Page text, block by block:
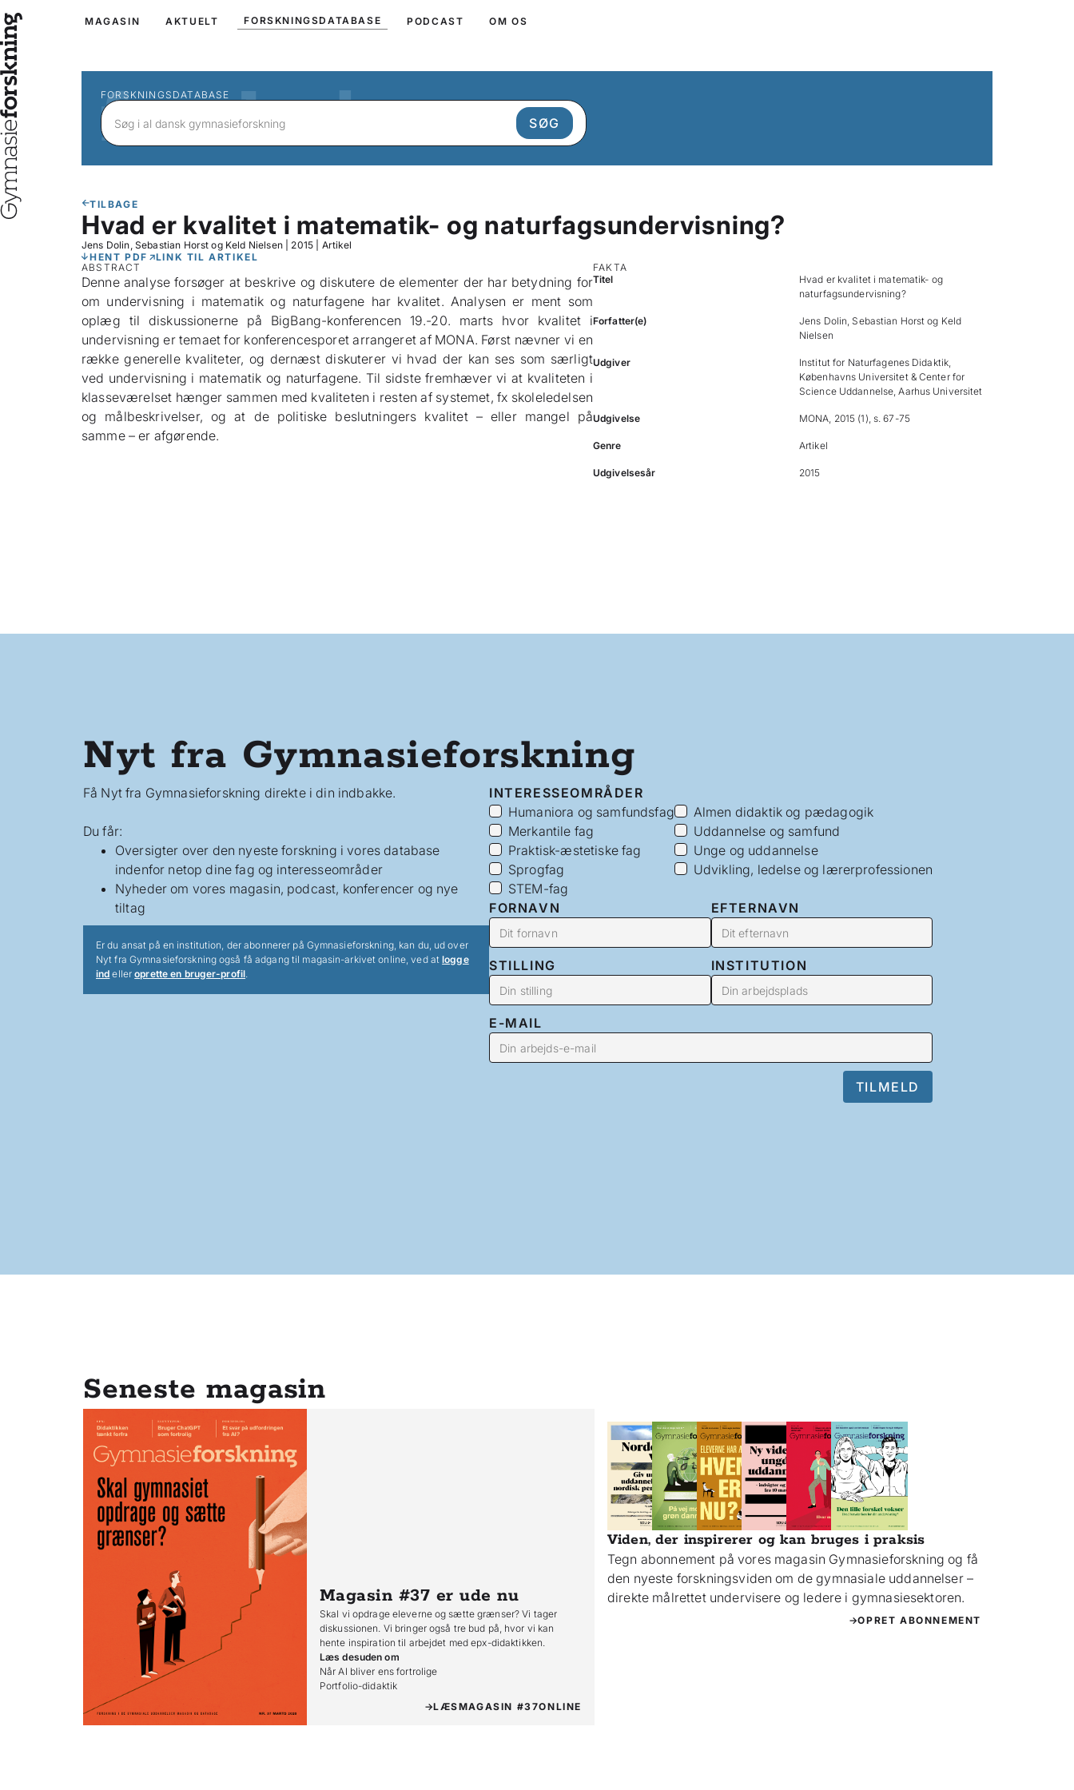
MAGASIN AKTUELT FORSKNINGSDATABASE PODCAST OM OS
FORSKNINGSDATABASE
TILBAGE
Hvad er kvalitet i matematik- og naturfagsundervisning?
Jens Dolin, Sebastian Horst og Keld Nielsen| 2015
Artikel
HENT PDF
LINK TIL ARTIKEL
ABSTRACT
Denne analyse forsøger at beskrive og diskutere de elementer der har betydning for
om undervisning i matematik og naturfagene har kvalitet. Analysen er ment som
oplæg til diskussionerne på BigBang-konferencen 19.-20. marts hvor kvalitet i
undervisning er temaet for konferencesporet arrangeret af MONA. Først nævner vi en
række generelle kvaliteter, og dernæst diskuterer vi hvad der kan ses som særligt
ved undervisning i matematik og naturfagene. Til sidste fremhæver vi at kvaliteten i
klasseværelset hænger sammen med kvaliteten i resten af systemet, fx skoleledelsen
og målbeskrivelser, og at de politiske beslutningers kvalitet – eller mangel på
samme – er afgørende.
FAKTA
Titel
Hvad er kvalitet i matematik- og
naturfagsundervisning?
Forfatter(e)
Jens Dolin, Sebastian Horst og Keld
Nielsen
Udgiver
Institut for Naturfagenes Didaktik,
Københavns Universitet & Center for
Science Uddannelse, Aarhus Universitet
Udgivelse MONA, 2015 (1), s. 67-75
Genre Artikel
Udgivelsesår 2015
Nyt fra Gymnasieforskning
Få Nyt fra Gymnasieforskning direkte i din indbakke.
Du får:
Oversigter over den nyeste forskning i vores database
indenfor netop dine fag og interesseområder
Nyheder om vores magasin, podcast, konferencer og nye
tiltag
Er du ansat på en institution, der abonnerer på Gymnasieforskning, kan du, ud over
Nyt fra Gymnasieforskning også få adgang til magasin-arkivet online, ved atlogge
ind elleroprette en bruger-profil.
INTERESSEOMRÅDER
Humaniora og samfundsfag
Merkantile fag
Praktisk-æstetiske fag
Sprogfag
STEM-fag
Almen didaktik og pædagogik
Uddannelse og samfund
Unge og uddannelse
Udvikling, ledelse og lærerprofessionen
FORNAVN EFTERNAVN
STILLING INSTITUTION
E-MAIL
Seneste magasin
Magasin #37 er ude nu
Skal vi opdrage eleverne og sætte grænser? Vi tager
diskussionen. Vi bringer også tre bud på, hvor vi kan
hente inspiration til arbejdet med epx-didaktikken.
Læs desuden om
Når AI bliver ens fortrolige
Portfolio-didaktik
LÆSMAGASIN #37ONLINE
Viden, der inspirerer og kan bruges i praksis
Tegn abonnement på vores magasin Gymnasieforskning og få
den nyeste forskningsviden om de gymnasiale uddannelser –
direkte målrettet undervisere og ledere i gymnasiesektoren.
OPRET ABONNEMENT